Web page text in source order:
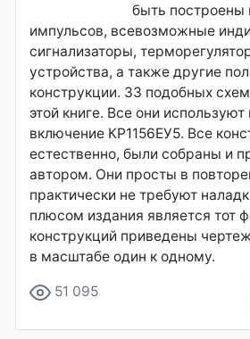
быть построены
импульсов, всевозможные
сигнализаторы,
устройства, а также другие
конструкции. 33 подобных
этой книге. Все они
включение КР1156ЕУ5. Все
естественно, были собраны и
автором. Они просты в
практически не требуют
плюсом издания является тот
конструкций приведены
в масштабе один к одному.
51 095